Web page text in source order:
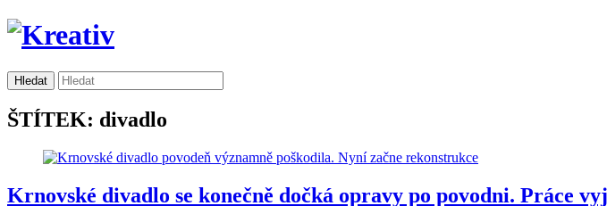
ŠTÍTEK: divadlo
Krnovské divadlo se konečně dočká opravy po povodni. Práce